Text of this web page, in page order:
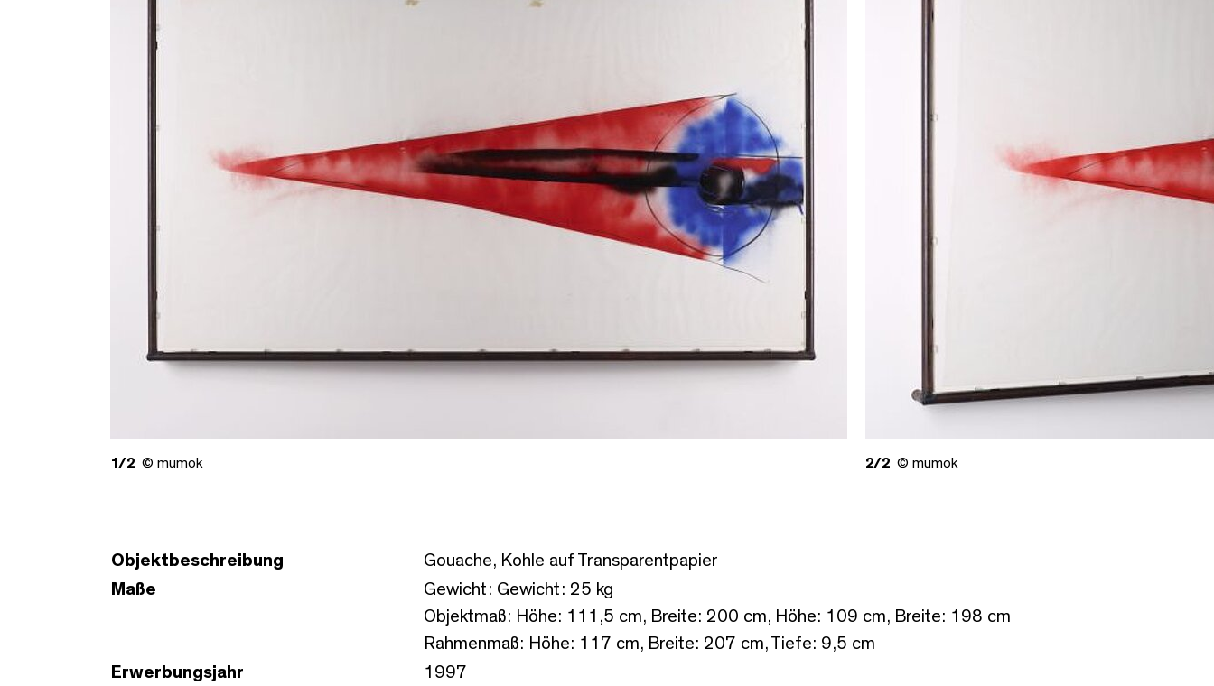
1/2 © mumok 2/2 © mumok
Objektbeschreibung
Gouache, Kohle auf Transparentpapier
Maße
Gewicht: Gewicht: 25 kg
Objektmaß: Höhe: 111,5 cm, Breite: 200 cm, Höhe: 109 cm, Breite: 198 cm
Rahmenmaß: Höhe: 117 cm, Breite: 207 cm, Tiefe: 9,5 cm
Erwerbungsjahr
1997